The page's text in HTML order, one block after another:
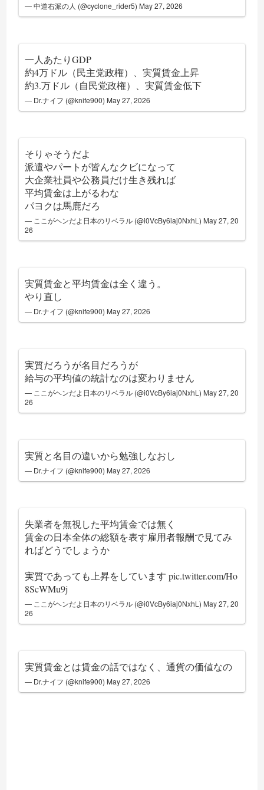
— 中道右派の人 (@cyclone_rider5) May 27, 2026
一人あたりGDP
約4万ドル（民主党政権）、実質賃金上昇
約3.万ドル（自民党政権）、実質賃金低下
— Dr.ナイフ (@knife900) May 27, 2026
そりゃそうだよ
派遣やパートが皆んなクビになって
大企業社員や公務員だけ生き残れば
平均賃金は上がるわな
パヨクは馬鹿だろ
— ここがヘンだよ日本のリベラル (@i0VcBy6iaj0NxhL) May 27, 20
26
実質賃金と平均賃金は全く違う。
やり直し
— Dr.ナイフ (@knife900) May 27, 2026
実質だろうが名目だろうが
給与の平均値の統計なのは変わりません
— ここがヘンだよ日本のリベラル (@i0VcBy6iaj0NxhL) May 27, 20
26
実質と名目の違いから勉強しなおし
— Dr.ナイフ (@knife900) May 27, 2026
失業者を無視した平均賃金では無く
賃金の日本全体の総額を表す雇用者報酬で見てみ
ればどうでしょうか
実質であっても上昇をしていますpic.twitter.com/Ho
8ScWMu9j
— ここがヘンだよ日本のリベラル (@i0VcBy6iaj0NxhL) May 27, 20
26
実質賃金とは賃金の話ではなく、通貨の価値なの
— Dr.ナイフ (@knife900) May 27, 2026